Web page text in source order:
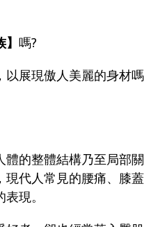
】嗎?
以展現傲人美麗的身材嗎
的整體結構乃至局部關
現代人常見的腰痛、膝蓋
現。